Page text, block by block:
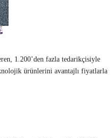
1.200’den fazla tedarikçisiyle
ürünlerini avantajlı fiyatlarla